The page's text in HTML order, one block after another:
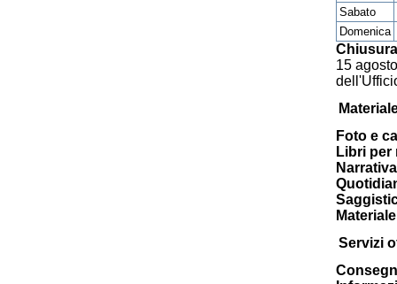
Sabato
Domenica
15
Foto e
Libri per
Narrativa
Servizi